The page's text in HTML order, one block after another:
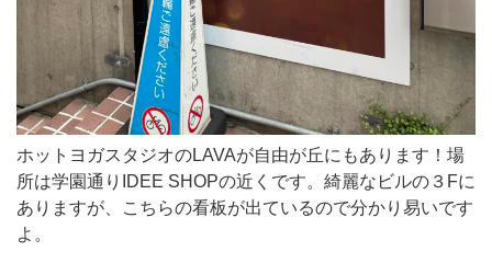
り
ま
す！
場
所
ホットヨガスタジオのLAVAが自由が丘にもあります！場
所は学園通りIDEE SHOPの近くです。綺麗なビルの３Fに
ありますが、こちらの看板が出ているので分かり易いです
よ。